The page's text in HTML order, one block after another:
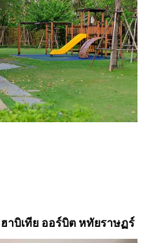
ฮาบิเทีย ออร์บิต หทัยราษฏร์